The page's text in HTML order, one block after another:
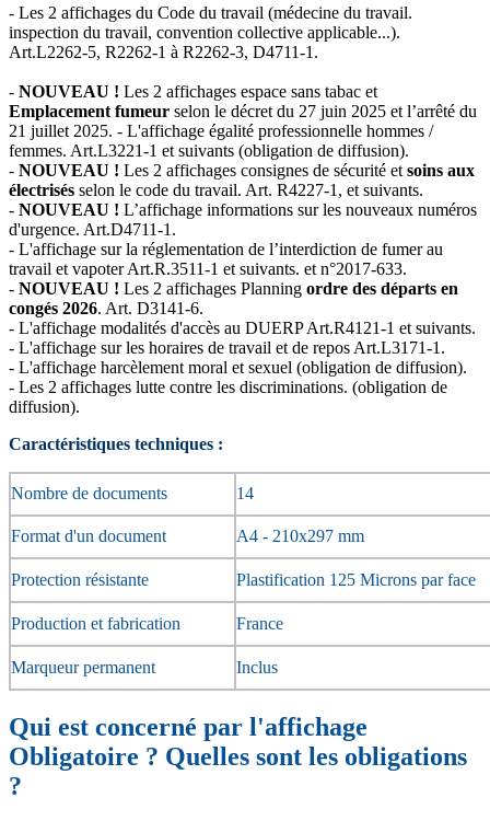
- Les 2 affichages du Code du travail (médecine du travail.
inspection du travail, convention collective applicable...).
Art.L2262-5, R2262-1 à R2262-3, D4711-1.
- NOUVEAU ! Les 2 affichages espace sans tabac et
Emplacement fumeur selon le décret du 27 juin 2025 et l’arrêté du
21 juillet 2025. - L'affichage égalité professionnelle hommes /
femmes. Art.L3221-1 et suivants (obligation de diffusion).
- NOUVEAU ! Les 2 affichages consignes de sécurité et soins aux
électrisés selon le code du travail. Art. R4227-1, et suivants.
- NOUVEAU ! L’affichage informations sur les nouveaux numéros
d'urgence. Art.D4711-1.
- L'affichage sur la réglementation de l’interdiction de fumer au
travail et vapoter Art.R.3511-1 et suivants. et n°2017-633.
- NOUVEAU ! Les 2 affichages Planning ordre des départs en
congés 2026. Art. D3141-6.
- L'affichage modalités d'accès au DUERP Art.R4121-1 et suivants.
- L'affichage sur les horaires de travail et de repos Art.L3171-1.
- L'affichage harcèlement moral et sexuel (obligation de diffusion).
- Les 2 affichages lutte contre les discriminations. (obligation de
diffusion).
Caractéristiques techniques :
Nombre de documents 14
Format d'un document A4 - 210x297 mm
Protection résistante Plastification 125 Microns par face
Production et fabrication France
Marqueur permanent Inclus
Qui est concerné par l'affichage
Obligatoire ? Quelles sont les obligations
?